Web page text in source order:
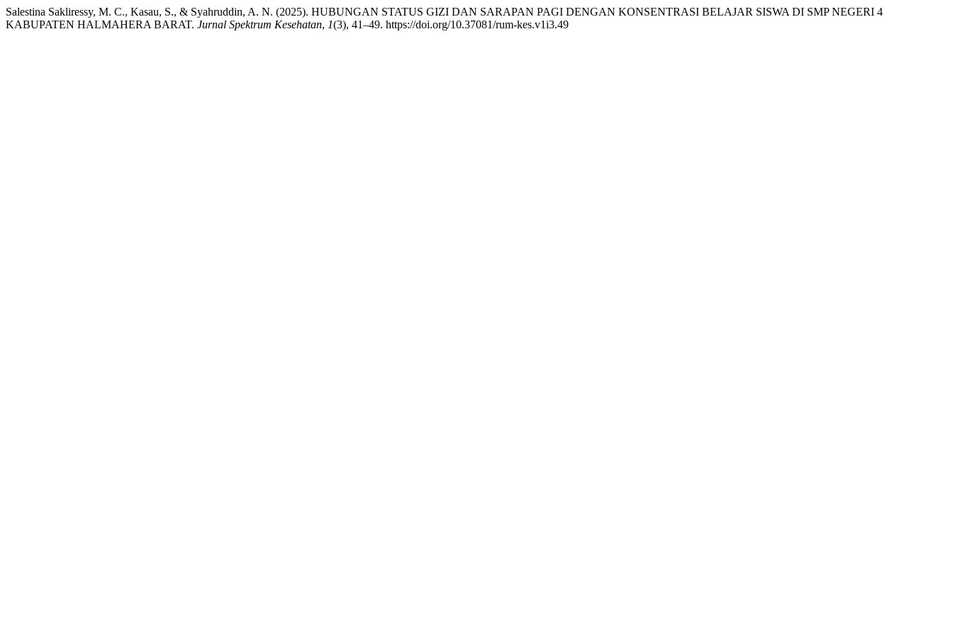
Salestina Sakliressy, M. C., Kasau, S., & Syahruddin, A. N. (2025). HUBUNGAN STATUS GIZI DAN SARAPAN PAGI DENGAN KONSENTRASI BELAJAR SISWA DI SMP NEGERI 4
KABUPATEN HALMAHERA BARAT. Jurnal Spektrum Kesehatan, 1(3), 41–49. https://doi.org/10.37081/rum-kes.v1i3.49